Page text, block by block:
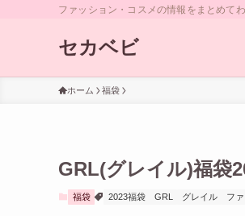
ファッション・コスメの情報をまとめて
セカベビ
ホーム 福袋
GRL(グレイル)福袋
福袋 2023福袋 GRL グレイル フ